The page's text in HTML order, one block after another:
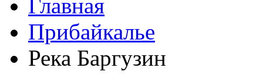
Главная
Прибайкалье
Река Баргузин